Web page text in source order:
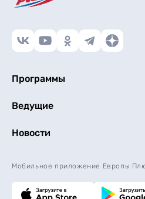
Программы
Ведущие
Новости
Мобильное приложение Европы